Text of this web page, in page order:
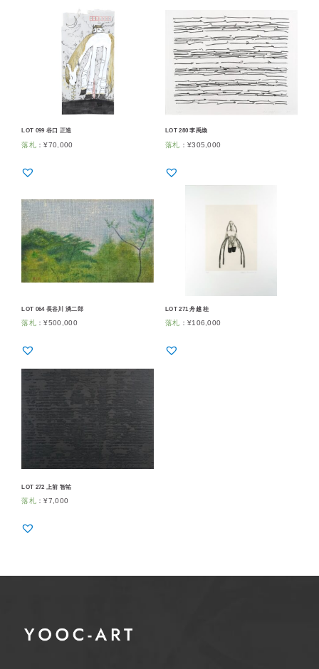
LOT 099 谷口 正造
落札 ：¥70,000
LOT 280 李禹煥
落札 ： ¥305,000
LOT 064 長谷川 潾二郎
落札 ：¥500,000
LOT 271 舟越 桂
落札 ： ¥106,000
LOT 272 上前 智祐
落札 ：¥7,000